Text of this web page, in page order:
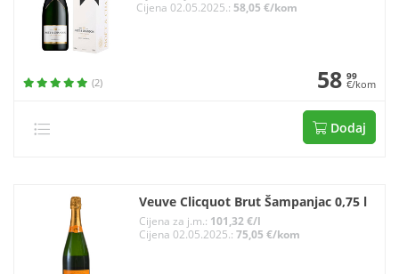
Cijena 02.05.2025.:58,05 €/kom
(2) 58 99
€/kom
Dodaj
Veuve Clicquot Brut Šampanjac 0,75 l
Cijena za j.m.: 101,32 €/l
Cijena 02.05.2025.: 75,05 €/kom